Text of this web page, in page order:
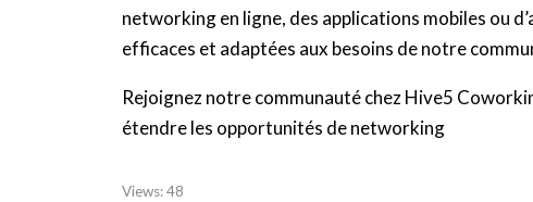
networking en ligne, des applications mobiles ou
efficaces et adaptées aux besoins de notre
Rejoignez notre communauté chez Hive5
étendre les opportunités de networking
Views:48